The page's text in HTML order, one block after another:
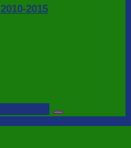
2015